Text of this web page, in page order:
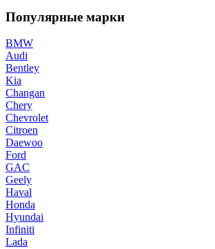
Популярные марки
BMW
Audi
Bentley
Kia
Changan
Chery
Chevrolet
Citroen
Daewoo
Ford
GAC
Geely
Haval
Honda
Hyundai
Infiniti
Lada